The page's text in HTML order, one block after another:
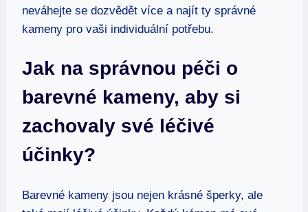
neváhejte se dozvědět více a najít ty správné
kameny pro vaši individuální potřebu.
Jak na správnou péči o
barevné kameny, aby si
zachovaly své léčivé
účinky?
Barevné kameny jsou nejen krásné šperky, ale